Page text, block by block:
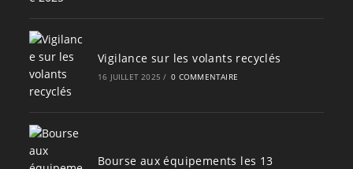
Vigilance sur les volants recyclés
16 JUILLET 2025 / 0 COMMENTAIRE
Bourse aux équipements les 13